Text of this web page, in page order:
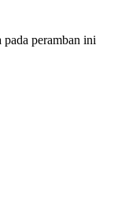
pada peramban ini